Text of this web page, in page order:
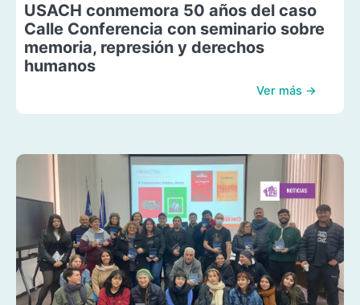
USACH conmemora 50 años del caso
Calle Conferencia con seminario sobre
memoria, represión y derechos
humanos
Ver más →